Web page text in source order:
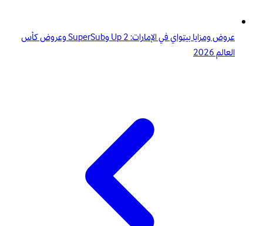
عروض ومزايا بيتواي في الإمارات: 2 Up وSuperSub وعروض كأس
العالم 2026